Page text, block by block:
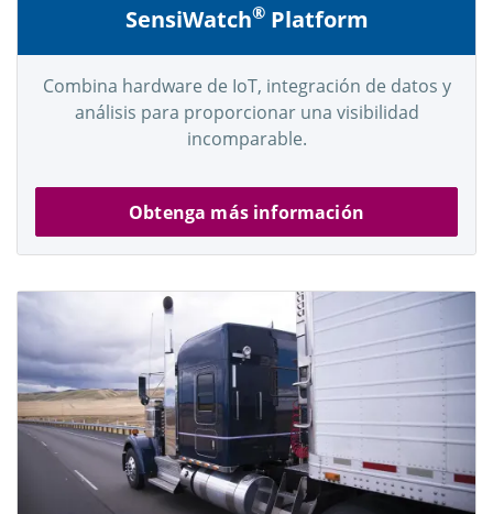
SensiWatch®Platform
Combina hardware de IoT, integración de datos y
análisis para proporcionar una visibilidad
incomparable.
Obtenga más información